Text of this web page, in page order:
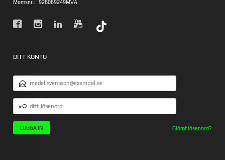
Momsnr.: 928069249MVA
DITT KONTO
E-
POSTADRESS
LÖSENORD
Glömt lösenord?